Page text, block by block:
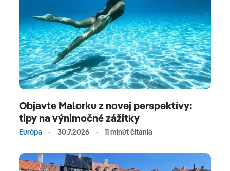
Objavte Malorku z novej perspektívy:
tipy na výnimočné zážitky
Európa 30.7.2026 11 minút čítania